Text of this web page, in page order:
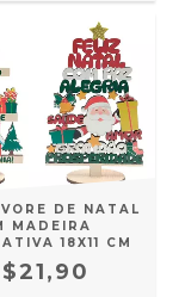
DE NATAL
MADEIRA
18X11 CM